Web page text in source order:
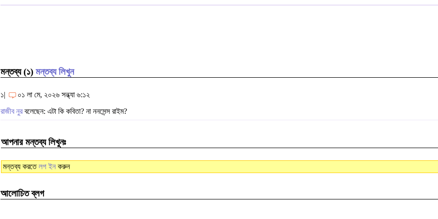
মন্তব্য (১) মন্তব্য লিখুন
১| ০১ লা মে, ২০২৬ সন্ধ্যা ৬:১২
রাজীব নুরবলেছেন: এটা কি কবিতা? না ননসেন্স রাইম?
আপনার মন্তব্য লিখুনঃ
মন্তব্য করতেলগ ইন করুন
আলোচিত ব্লগ